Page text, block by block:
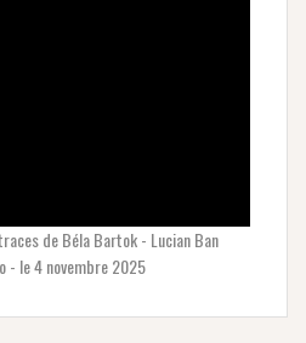
de Béla Bartok - Lucian Ban
- le 4 novembre 2025